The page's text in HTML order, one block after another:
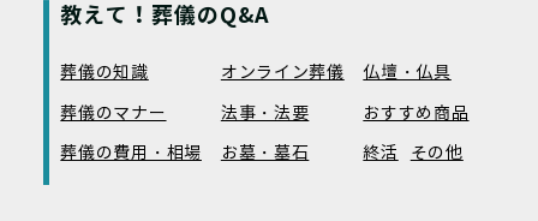
教えて！葬儀のQ&A
葬儀の知識 オンライン葬儀
仏壇・仏具
葬儀のマナー
法事・法要
おすすめ商品
葬儀の費用・相場
お墓・墓石 終活 その他